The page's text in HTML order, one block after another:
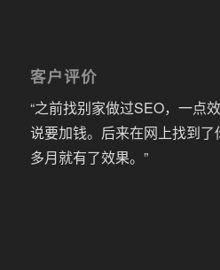
客户评价
“之前找别家做过SEO，一点
说要加钱。后来在网上找到
多月就有了效果。”